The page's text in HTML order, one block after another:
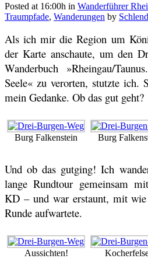
Posted at 16:00h in Wanderführer
Traumpfade, Wanderungen by
Als ich mir die Region um
der Karte anschaute, um den
Wanderbuch »Rheingau/
Seele« zu verorten, stutzte ich.
mein Gedanke. Ob das gut geht?
Burg Falkenstein Burg
Und ob das gutging! Ich
lange Rundtour gemeinsam
KD – und war erstaunt, mit
Runde aufwartete.
Aussichten!